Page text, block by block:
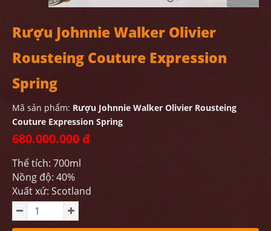
Rượu Johnnie Walker Olivier
Rousteing Couture Expression
Spring
Mã sản phẩm: Rượu Johnnie Walker Olivier Rousteing
Couture Expression Spring
680.000.000 đ
Thể tích: 700ml
Nồng độ: 40%
Xuất xứ: Scotland